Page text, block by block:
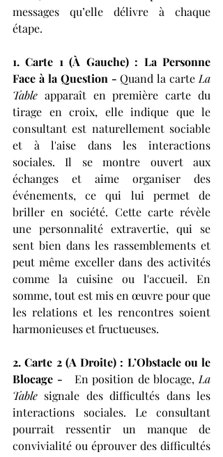
messages qu’elle délivre à chaque
étape.
1. Carte 1 (À Gauche) : La Personne
Face à la Question - Quand la carte La
Table apparaît en première carte du
tirage en croix, elle indique que le
consultant est naturellement sociable
et à l'aise dans les interactions
sociales. Il se montre ouvert aux
échanges et aime organiser des
événements, ce qui lui permet de
briller en société. Cette carte révèle
une personnalité extravertie, qui se
sent bien dans les rassemblements et
peut même exceller dans des activités
comme la cuisine ou l'accueil. En
somme, tout est mis en œuvre pour que
les relations et les rencontres soient
harmonieuses et fructueuses.
2. Carte 2 (A Droite) : L’Obstacle ou le
Blocage -
En position de blocage, La
Table signale des difficultés dans les
interactions sociales. Le consultant
pourrait ressentir un manque de
convivialité ou éprouver des difficultés